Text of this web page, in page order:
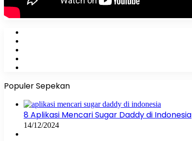
Populer Sepekan
8 Aplikasi Mencari Sugar Daddy di Indonesia
14/12/2024